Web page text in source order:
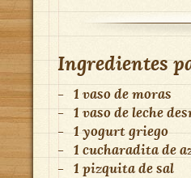
Ingredientes
- 1 vaso de moras
- 1 vaso de leche
- 1 yogurt griego
- 1 cucharadita de
- 1 pizquita de sal